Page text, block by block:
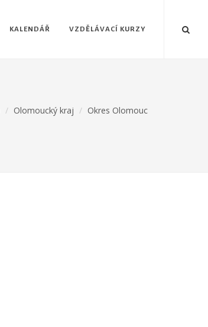
KALENDÁŘ VZDĚLÁVACÍ KURZY
Olomoucký kraj Okres Olomouc